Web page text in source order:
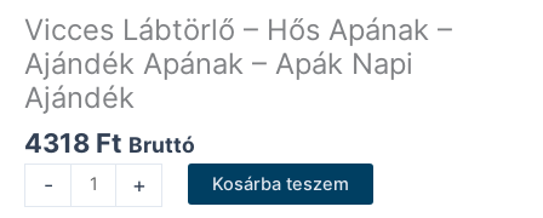
Vicces Lábtörlő – Hős Apának –
Ajándék Apának – Apák Napi
Ajándék
4318 Ft Bruttó
-
Lábtörlő
+ Kosárba teszem